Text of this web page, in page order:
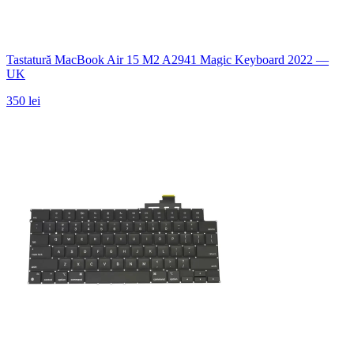
Tastatură MacBook Air 15 M2 A2941 Magic Keyboard 2022 —
UK
350 lei